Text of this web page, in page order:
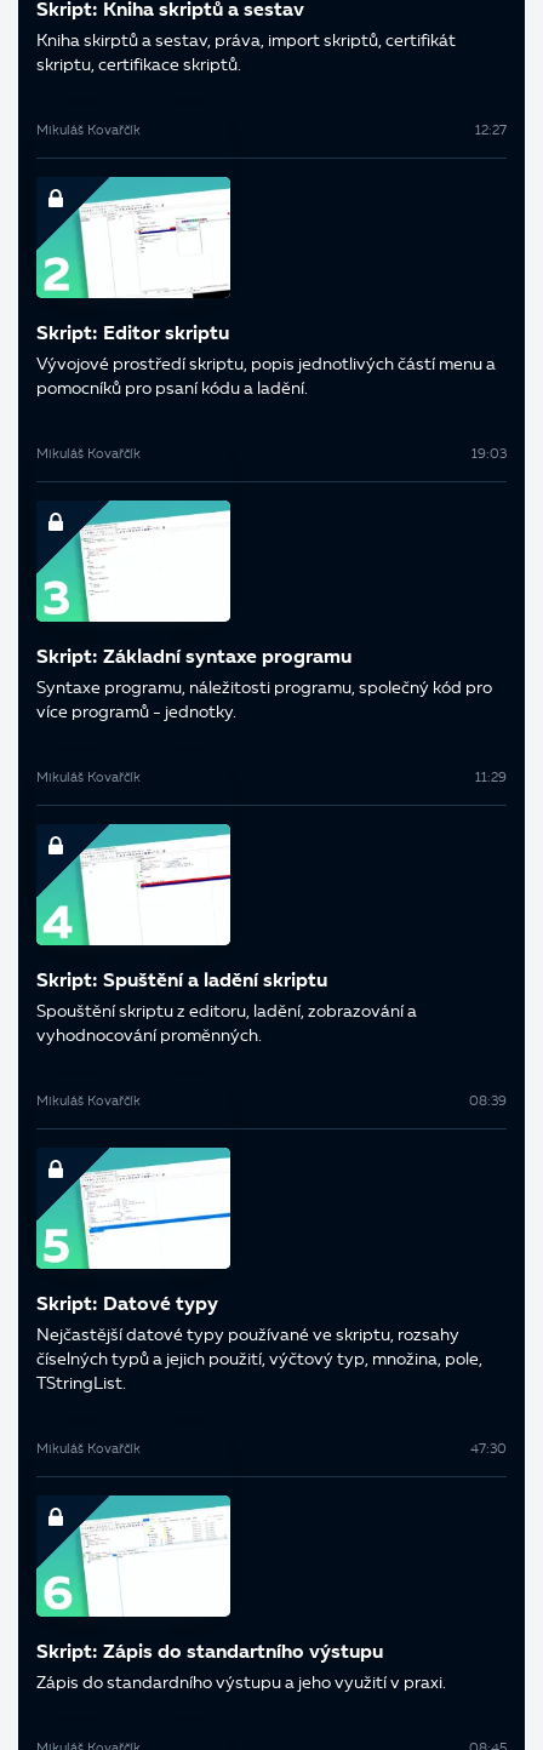
Skript: Kniha skriptů a sestav
Kniha skirptů a sestav, práva, import skriptů, certifikát
skriptu, certifikace skriptů.
Mikuláš Kovařčík 12:27
Skript: Editor skriptu
Vývojové prostředí skriptu, popis jednotlivých částí menu a
pomocníků pro psaní kódu a ladění.
Mikuláš Kovařčík 19:03
Skript: Základní syntaxe programu
Syntaxe programu, náležitosti programu, společný kód pro
více programů - jednotky.
Mikuláš Kovařčík 11:29
Skript: Spuštění a ladění skriptu
Spouštění skriptu z editoru, ladění, zobrazování a
vyhodnocování proměnných.
Mikuláš Kovařčík 08:39
Skript: Datové typy
Nejčastější datové typy používané ve skriptu, rozsahy
číselných typů a jejich použití, výčtový typ, množina, pole,
TStringList.
Mikuláš Kovařčík 47:30
Skript: Zápis do standartního výstupu
Zápis do standardního výstupu a jeho využití v praxi.